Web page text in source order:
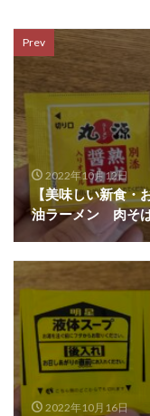
Prev
2022年10月12日
【美味しい新食
油ラーメン 肉そ
2022年10月16日